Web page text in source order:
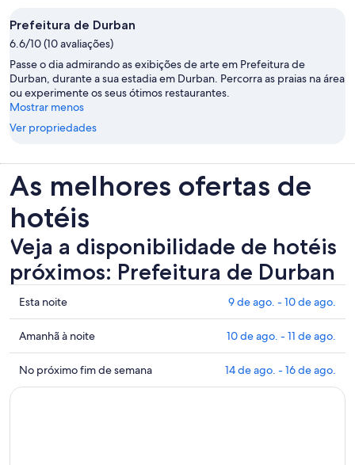
Prefeitura de Durban
6.6/10 (10 avaliações)
Passe o dia admirando as exibições de arte em Prefeitura de
Durban, durante a sua estadia em Durban. Percorra as praias na área
ou experimente os seus ótimos restaurantes.
Mostrar menos
Ver propriedades
As melhores ofertas de
hotéis
Veja a disponibilidade de hotéis
próximos: Prefeitura de Durban
Mostrar
preços
perto
de
Prefeitura
de
Esta noite 9 de ago. - 10 de ago.
Mostrar
preços
perto
de
Amanhã à noite 10 de ago. - 11 de ago.
Mostrar
preços
No próximo fim de semana 14 de ago. - 16 de ago.